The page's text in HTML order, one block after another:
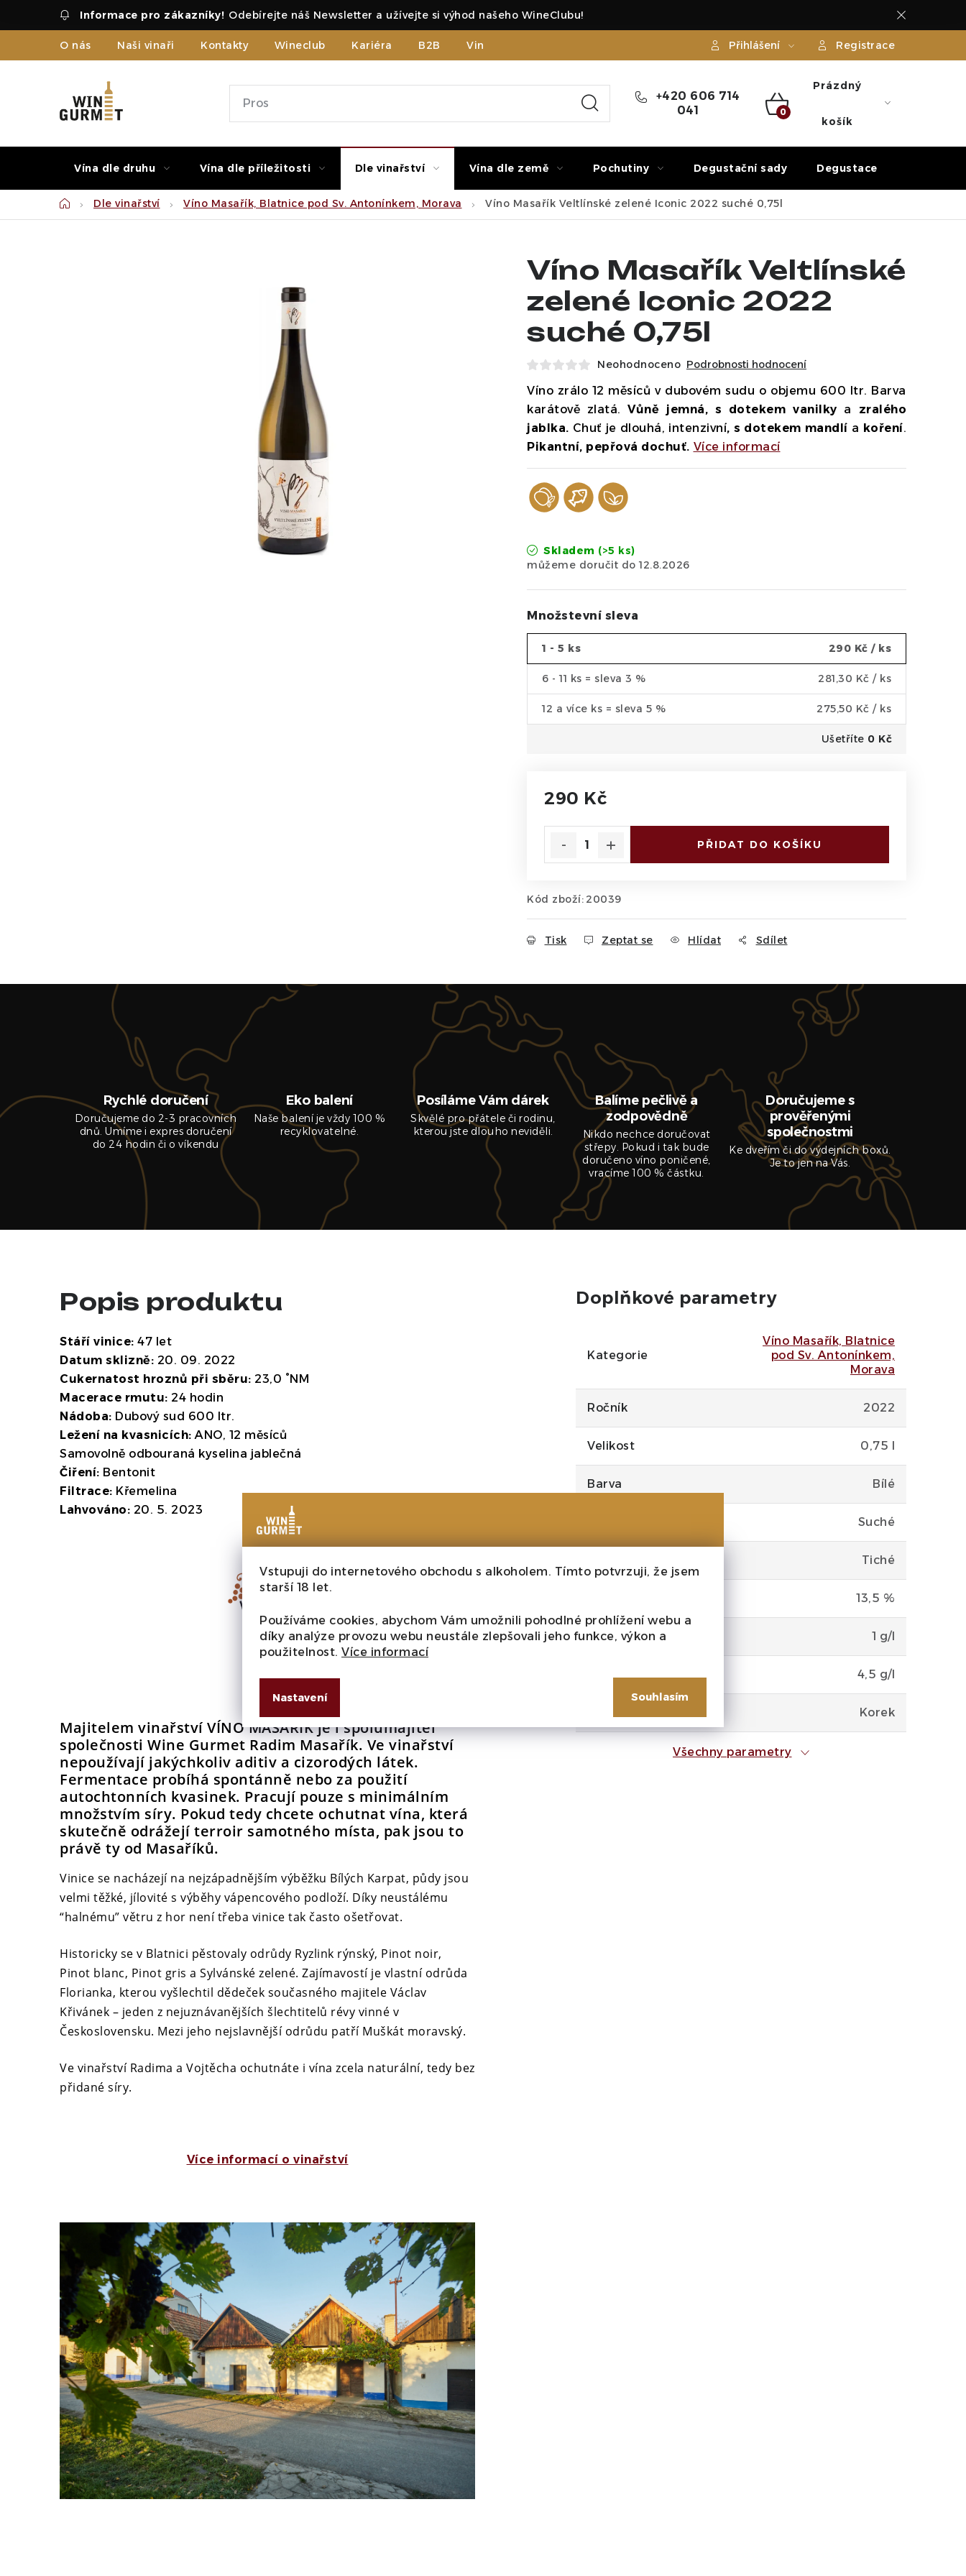
Vstupuji do internetového obchodu s alkoholem. Tímto potvrzuji, že jsem
starší 18 let.
Používáme cookies, abychom Vám umožnili pohodlné prohlížení webu a
díky analýze provozu webu neustále zlepšovali jeho funkce, výkon a
použitelnost. Více informací
Nastavení Souhlasím
Odebírejte náš Newsletter a užívejte si výhod našeho WineClubu!
O nás Naši vinaři Kontakty Wineclub Kariéra B2B Vinné zážitky Přihlášení Registrace
+420 606 714
041
NÁKUPNÍ
Prázdný
košík
Vína dle druhu Vína dle příležitosti Dle vinařství Vína dle země Pochutiny Degustační sady Degustace
DomůDle vinařství Víno Masařík, Blatnice pod Sv. Antonínkem, Morava Víno Masařík Veltlínské zelené Iconic 2022 suché 0,75l
Víno Masařík Veltlínské
zelené Iconic 2022
suché 0,75l
Neohodnoceno Podrobnosti hodnocení
Víno zrálo 12 měsíců v dubovém sudu o objemu 600 ltr. Barva
karátově zlatá.Vůně jemná, s dotekem vanilky a zralého
jablka. Chuť je dlouhá, intenzivní, s dotekem mandlí a koření.
Pikantní, pepřová dochuť. Více informací
Skladem (>5 ks)
12.8.2026
Množstevní sleva
1 - 5 ks 290 Kč / ks
6 - 11 ks = sleva 3 % 281,30 Kč / ks
12 a více ks = sleva 5 % 275,50 Kč / ks
Ušetříte 0 Kč
290 Kč
PŘIDAT DO KOŠÍKU
Kód zboží: 20039
Tisk Zeptat se Hlídat Sdílet
Rychlé doručení
Doručujeme do 2-3 pracovních
dnů. Umíme i expres doručení
do 24 hodin či o víkendu
Eko balení
Naše balení je vždy 100 %
recyklovatelné.
Posíláme Vám dárek
Skvělé pro přátele či rodinu,
kterou jste dlouho neviděli.
Balíme pečlivě a
zodpovědně
Nikdo nechce doručovat
střepy. Pokud i tak bude
doručeno víno poničené,
vracíme 100 % částku.
Doručujeme s
prověřenými
společnostmi
Ke dveřím či do výdejních boxů.
Je to jen na Vás.
Popis produktu
Stáří vinice: 47 let
Datum sklizně: 20. 09. 2022
Cukernatost hroznů při sběru: 23,0 °NM
Macerace rmutu: 24 hodin
Nádoba: Dubový sud 600 ltr.
Ležení na kvasnicích: ANO, 12 měsíců
Samovolně odbouraná kyselina jablečná
Čiření: Bentonit
Filtrace: Křemelina
Lahvováno: 20. 5. 2023
Majitelem vinařství VÍNO MASAŘÍKje i spolumajitel
společnosti Wine Gurmet Radim Masařík. Ve vinařství
nepoužívají jakýchkoliv aditiv a cizorodých látek.
Fermentace probíhá spontánně nebo za použití
autochtonních kvasinek. Pracují pouze s minimálním
množstvím síry. Pokud tedy chcete ochutnat vína, která
skutečně odrážejí terroir samotného místa, pak jsou to
právě ty od Masaříků.
Vinice se nacházejí na nejzápadnějším výběžku Bílých Karpat, půdy jsou
velmi těžké, jílovité s výběhy vápencového podloží. Díky neustálému
“halnému” větru z hor není třeba vinice tak často ošetřovat.
Historicky se v Blatnici pěstovaly odrůdy Ryzlink rýnský, Pinot noir,
Pinot blanc, Pinot gris a Sylvánské zelené. Zajímavostí je vlastní odrůda
Florianka, kterou vyšlechtil dědeček současného majitele Václav
Křivánek – jeden z nejuznávanějších šlechtitelů révy vinné v
Československu. Mezi jeho nejslavnější odrůdu patří Muškát moravský.
Ve vinařství Radima a Vojtěcha ochutnáte i vína zcela naturální, tedy bez
přidané síry.
Více informací o vinařství
Doplňkové parametry
Kategorie
Víno Masařík, Blatnice
pod Sv. Antonínkem,
Morava
Ročník 2022
Velikost 0,75 l
Barva Bílé
Suché
Tiché
13,5 %
Zbytkový cukr 1 g/l
Kyselina 4,5 g/l
Korek
Všechny parametry